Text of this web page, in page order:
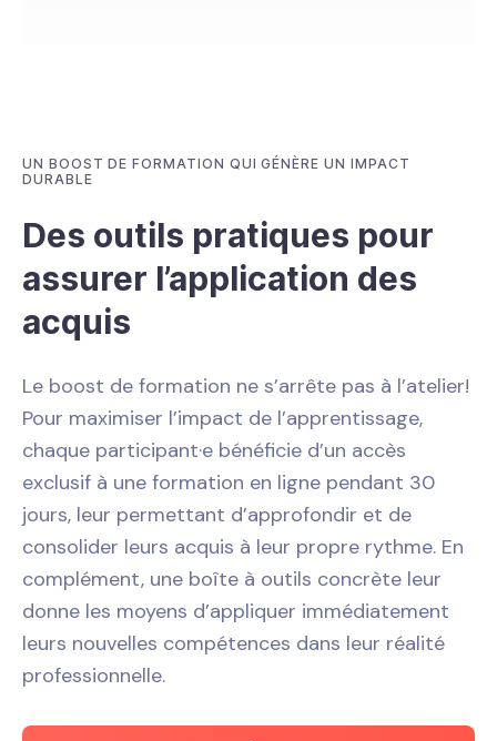
UN BOOST DE FORMATION QUI GÉNÈRE UN IMPACT
DURABLE
Des outils pratiques pour
assurer l’application des
acquis
Le boost de formation ne s’arrête pas à l’atelier!
Pour maximiser l’impact de l’apprentissage,
chaque participant·e bénéficie d’un accès
exclusif à une formation en ligne pendant 30
jours, leur permettant d’approfondir et de
consolider leurs acquis à leur propre rythme. En
complément, une boîte à outils concrète leur
donne les moyens d’appliquer immédiatement
leurs nouvelles compétences dans leur réalité
professionnelle.